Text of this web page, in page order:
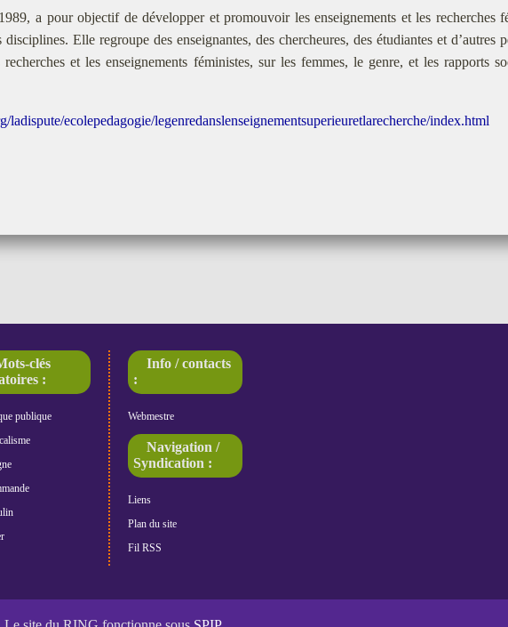
a pour objectif de développer et promouvoir les enseignements et les recherches
disciplines. Elle regroupe des enseignantes, des chercheures, des étudiantes et d’autres
et les enseignements féministes, sur les femmes, le genre, et les rapports
ladispute/ecolepedagogie/legenredanslenseignementsuperieuretlarecherche/index.html
clés
:
publique
Info / contacts
:
Webmestre
Navigation /
Syndication :
Liens
Plan du site
Fil RSS